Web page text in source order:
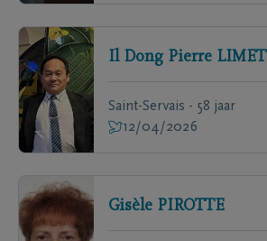
Il Dong Pierre LIMET
Saint-Servais - 58 jaar
12/04/2026
Gisèle PIROTTE